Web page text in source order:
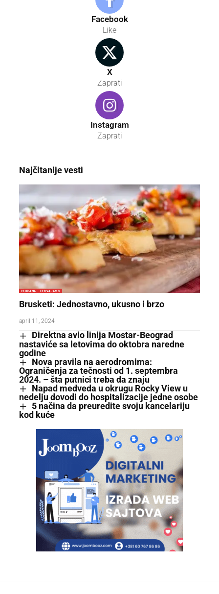
Facebook
Like
X
Zaprati
Instagram
Zaprati
Najčitanije vesti
ISHRANA IZDVAJAMO
Brusketi: Jednostavno, ukusno i brzo
april 11, 2024
Direktna avio linija Mostar-Beograd
nastaviće sa letovima do oktobra naredne
godine
Nova pravila na aerodromima:
Ograničenja za tečnosti od 1. septembra
2024. – šta putnici treba da znaju
Napad medveda u okrugu Rocky View u
nedelju dovodi do hospitalizacije jedne osobe
5 načina da preuredite svoju kancelariju
kod kuće